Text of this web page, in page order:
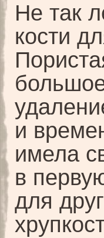
Не так
кости
и
имела
в
для